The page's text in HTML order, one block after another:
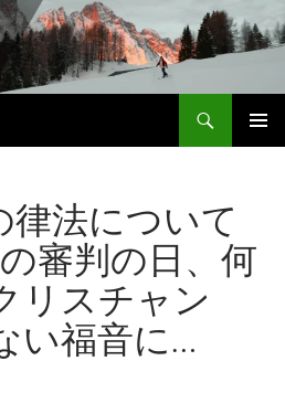
律法について
審判の日、何
リスチャン
い福音に…